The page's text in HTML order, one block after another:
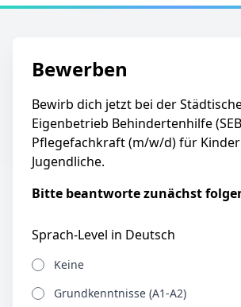
Bewerben
Bewirb dich jetzt bei der
Eigenbetrieb Behindertenhilfe
Pflegefachkraft (m/w/d) für
Jugendliche.
Bitte beantworte zunächst
Sprach-Level in Deutsch
Keine
Grundkenntnisse (A1-A2)